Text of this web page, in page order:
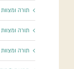
תורה
תורה
תורה ומצוות